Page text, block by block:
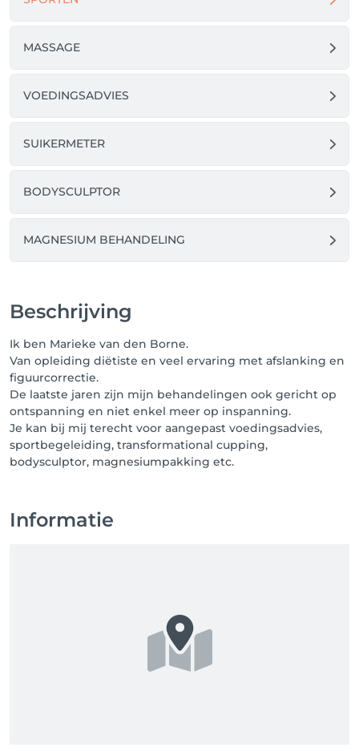
MASSAGE
VOEDINGSADVIES
SUIKERMETER
BODYSCULPTOR
MAGNESIUM BEHANDELING
Beschrijving
Ik ben Marieke van den Borne.
Van opleiding diëtiste en veel ervaring met afslanking en
figuurcorrectie.
De laatste jaren zijn mijn behandelingen ook gericht op
ontspanning en niet enkel meer op inspanning.
Je kan bij mij terecht voor aangepast voedingsadvies,
sportbegeleiding, transformational cupping,
bodysculptor, magnesiumpakking etc.
Informatie